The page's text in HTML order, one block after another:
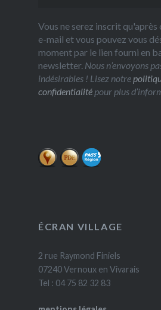
Vous ne serez inscrit
e-mail et vous pouvez vous
moment par le lien fourni en
newsletter. Nous n’envoyons
indésirables ! Lisez notre
confidentialitépour plus
ÉCRAN VILLAGE
2 rue Raymond Finiels
07240 Vernoux en Vivarais
Tel : 04 75 82 32 83